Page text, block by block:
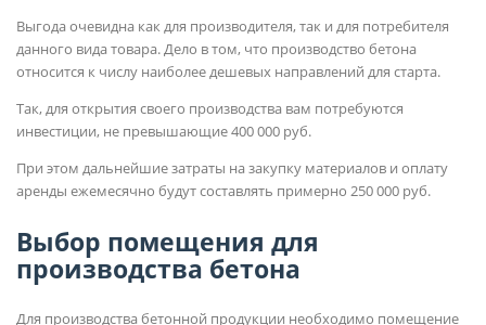
Выгода очевидна как для производителя, так и для потребителя
данного вида товара. Дело в том, что производство бетона
относится к числу наиболее дешевых направлений для старта.
Так, для открытия своего производства вам потребуются
инвестиции, не превышающие 400 000 руб.
При этом дальнейшие затраты на закупку материалов и оплату
аренды ежемесячно будут составлять примерно 250 000 руб.
Выбор помещения для
производства бетона
Для производства бетонной продукции необходимо помещение